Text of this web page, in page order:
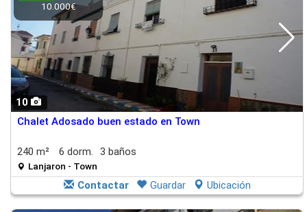
10
10.000€
Chalet Adosado buen estado en Town
240 m² 6 dorm. 3 baños
Lanjaron - Town
Contactar Guardar Ubicación